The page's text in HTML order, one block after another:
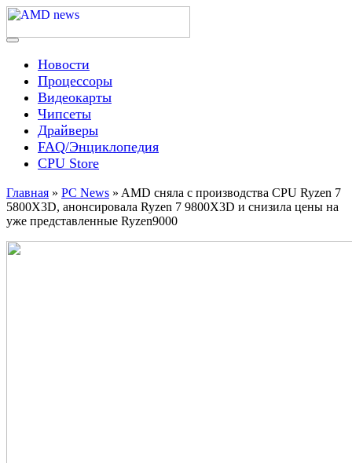
Skip
content
AMD news
Menu
Новости
Процессоры
Видеокарты
Чипсеты
Драйверы
FAQ/Энциклопедия
CPU Store
Главная » PC News » AMD сняла с производства CPU Ryzen 7
5800X3D, анонсировала Ryzen 7 9800X3D и снизила цены на
уже представленные Ryzen9000